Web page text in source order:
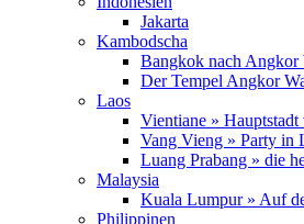
Jakarta
Kambodscha
Bangkok nach Angkor
Der Tempel Angkor
Laos
Vientiane » Hauptstadt
Vang Vieng » Party in
Luang Prabang » die
Malaysia
Kuala Lumpur » Auf
Philippinen